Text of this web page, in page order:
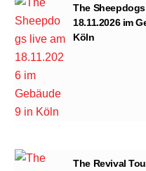
The
18.11.2026 im
Köln
The Revival